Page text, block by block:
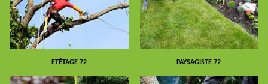
ETÊTAGE 72 PAYSAGISTE 72